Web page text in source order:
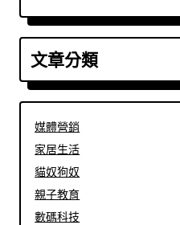
文章分類
媒體營銷
家居生活
貓奴狗奴
親子教育
數碼科技